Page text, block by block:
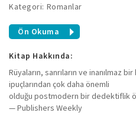
Kategori: Romanlar
Ön Okuma
Kitap Hakkında:
Rüyaların, sanrıların ve inanılmaz
ipuçlarından çok daha önemli
olduğu postmodern bir dedektiflik
— Publishers Weekly